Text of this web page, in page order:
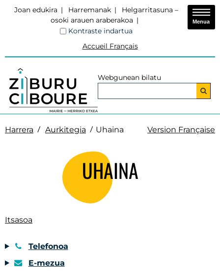
Joan edukira Harremanak
Helgarritasuna –
osoki arauen araberakoa
Kontraste indartua
Accueil Français
Webgunean bilatu
Menua
Harrera Aurkitegia Uhaina Version Française
UHAINA
Itsasoa
Telefonoa
E-mezua